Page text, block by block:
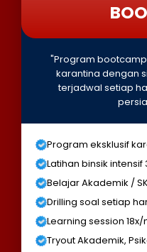
"Program
karantina dengan
terjadwal setiap
Program eksklusif
Latihan binsik intensif
Belajar Akademik /
Drilling soal setiap
Learning session
Tryout Akademik,